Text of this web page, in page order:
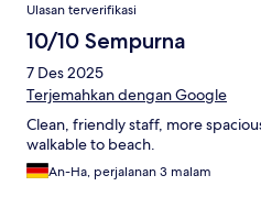
Ulasan terverifikasi
10/10 Sempurna
7 Des 2025
Terjemahkan dengan Google
Clean, friendly staff, more
walkable to beach.
An-Ha, perjalanan 3 malam